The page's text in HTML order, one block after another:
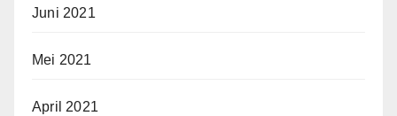
Juni 2021
Mei 2021
April 2021